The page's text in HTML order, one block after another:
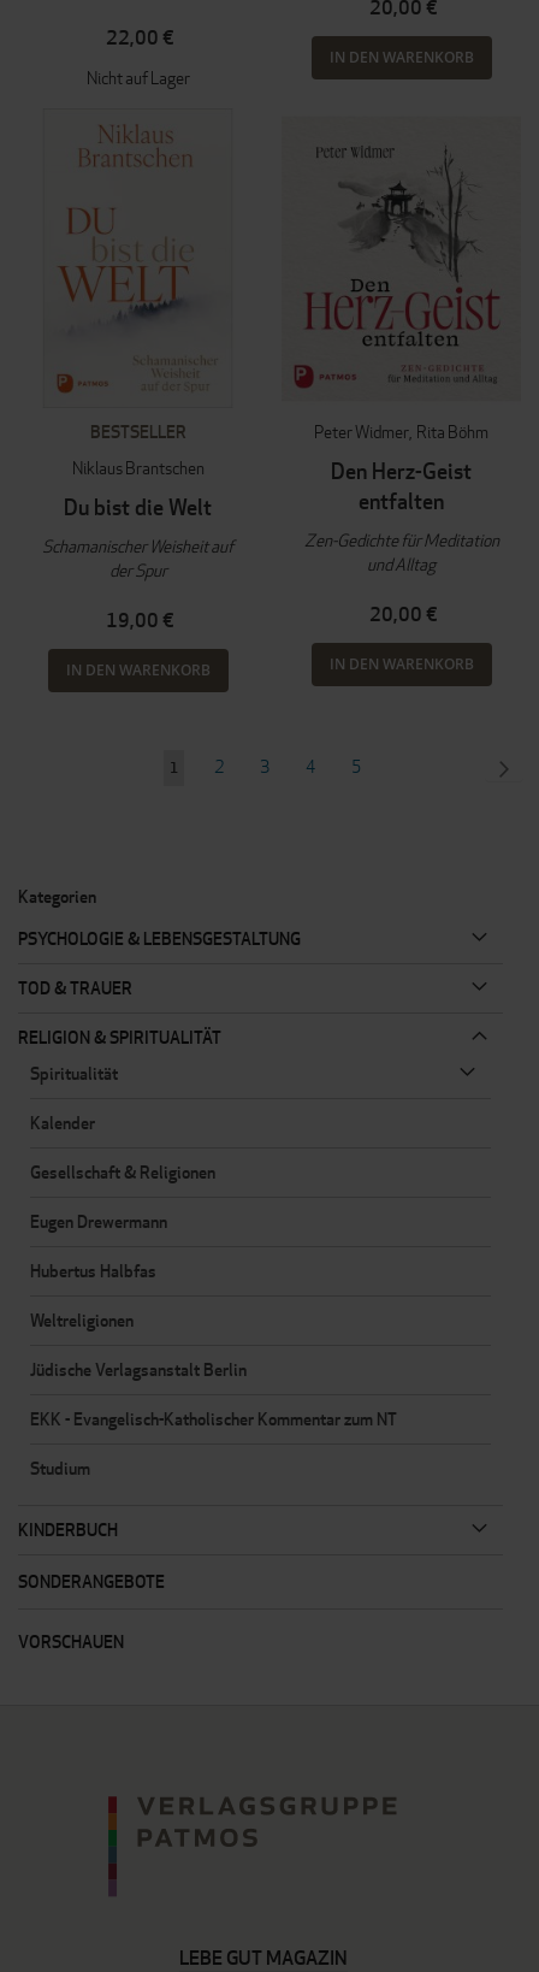
22,00 €
Nicht auf Lager
20,00 €
IN DEN WARENKORB
BESTSELLER
Niklaus Brantschen
Du bist die Welt
Schamanischer Weisheit auf
der Spur
19,00 €
IN DEN WARENKORB
Peter Widmer Rita Böhm
Den Herz-Geist
entfalten
Zen-Gedichte für Meditation
und Alltag
20,00 €
IN DEN WARENKORB
Sie
1 Seite
2 Seite
3 Seite
4 Seite
5
Kategorien
PSYCHOLOGIE & LEBENSGESTALTUNG
TOD & TRAUER
RELIGION & SPIRITUALITÄT
Spiritualität
Kalender
Gesellschaft & Religionen
Eugen Drewermann
Hubertus Halbfas
Weltreligionen
Jüdische Verlagsanstalt Berlin
EKK - Evangelisch-Katholischer Kommentar zum NT
Studium
KINDERBUCH
SONDERANGEBOTE
VORSCHAUEN
LEBE GUT MAGAZIN